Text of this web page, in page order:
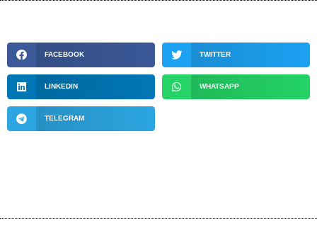
FACEBOOK TWITTER
LINKEDIN WHATSAPP
TELEGRAM